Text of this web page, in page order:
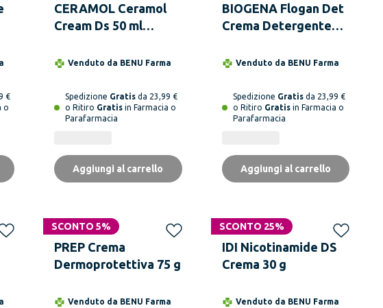
€
o
CERAMOL Ceramol
Cream Ds 50 ml
Seboequilibrante
Venduto da BENU Farma
Spedizione Gratis da 23,99 €
o Ritiro Gratis in Farmacia o
Parafarmacia
Aggiungi al carrello
BIOGENA Flogan Det
Crema Detergente
Venduto da BENU Farma
Spedizione Gratisda 23,99 €
o Ritiro Gratisin Farmacia o
Parafarmacia
Aggiungi al carrello
SCONTO 5%
PREP Crema
Dermoprotettiva 75 g
Venduto da BENU Farma
SCONTO 25%
IDI Nicotinamide DS
Crema 30 g
Venduto da BENU Farma